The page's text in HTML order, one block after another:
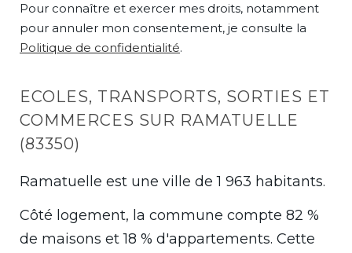
Pour connaître et exercer mes droits, notamment
pour annuler mon consentement, je consulte la
Politique de confidentialité.
ECOLES, TRANSPORTS, SORTIES ET
COMMERCES SUR RAMATUELLE
(83350)
Ramatuelle est une ville de 1 963 habitants.
Côté logement, la commune compte 82 %
de maisons et 18 % d'appartements. Cette